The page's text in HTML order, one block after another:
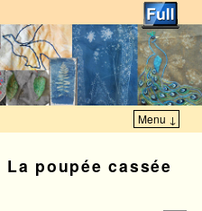
Menu ↓
La poupée cassée